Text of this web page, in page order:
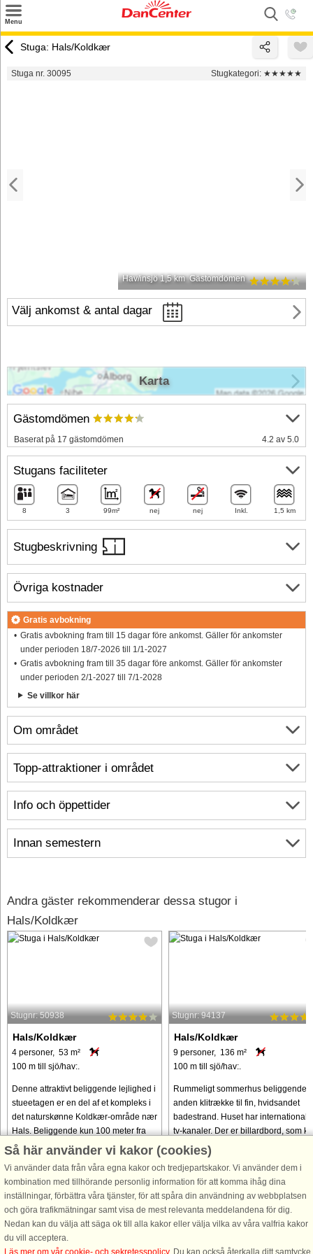
Menu
Tilbud
Stuga: Hals/Koldkær
Stuga nr. 30095 Stugkategori: ★★★★★
Hav/insjö 1,5 km Gästomdömen
Välj ankomst & antal dagar
Stugbeskrivning
Om området
Info och öppettider
Innan semestern
Gästomdömen
Baserat på 17 gästomdömen 4.2 av 5.0
Stugans faciliteter
8 3 99m² nej nej Inkl. 1,5 km
Övriga kostnader
Gratis avbokning
Gratis avbokning fram till 15 dagar före ankomst. Gäller för ankomster
under perioden 18/7-2026 till 1/1-2027
Gratis avbokning fram till 35 dagar före ankomst. Gäller för ankomster
under perioden 2/1-2027 till 7/1-2028
Se villkor här
Karta
Topp-attraktioner i området
Andra gäster rekommenderar dessa stugor i
Hals/Koldkær
Stugnr: 50938
Hals/Koldkær
4 personer, 53 m²
100 m till sjö/hav:.
Denne attraktivt beliggende lejlighed i
stueetagen er en del af et kompleks i
det naturskønne Koldkær-område nær
Hals. Beliggende kun 100 meter fra
en børnevenlig sandstrand er det det
från 4.509 SEK
Stugnr: 94137
Hals/Koldkær
9 personer, 136 m²
100 m till sjö/hav:.
Rummeligt sommerhus beliggende i
anden klitrække til fin, hvidsandet
badestrand. Huset har internationale
tv-kanaler. Der er billardbord, som
ændres til bordtennisbord, opstillet i
separat rum, som ...
från 10.763 SEK
Så här använder vi kakor (cookies)
Vi använder data från våra egna kakor och tredjepartskakor. Vi använder dem i
kombination med tillhörande personlig information för att komma ihåg dina
inställningar, förbättra våra tjänster, för att spåra din användning av webbplatsen
och göra trafikmätningar samt visa de mest relevanta meddelandena för dig.
Nedan kan du välja att säga ok till alla kakor eller välja vilka av våra valfria kakor
du vill acceptera.
Läs mer om vår cookie- och sekretesspolicy. Du kan också återkalla ditt samtycke